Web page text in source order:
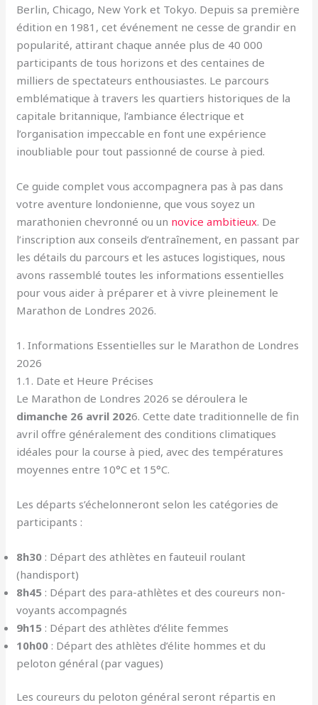
Berlin, Chicago, New York et Tokyo. Depuis sa première
édition en 1981, cet événement ne cesse de grandir en
popularité, attirant chaque année plus de 40 000
participants de tous horizons et des centaines de
milliers de spectateurs enthousiastes. Le parcours
emblématique à travers les quartiers historiques de la
capitale britannique, l’ambiance électrique et
l’organisation impeccable en font une expérience
inoubliable pour tout passionné de course à pied.
Ce guide complet vous accompagnera pas à pas dans
votre aventure londonienne, que vous soyez un
marathonien chevronné ou un novice ambitieux. De
l’inscription aux conseils d’entraînement, en passant par
les détails du parcours et les astuces logistiques, nous
avons rassemblé toutes les informations essentielles
pour vous aider à préparer et à vivre pleinement le
Marathon de Londres 2026.
1. Informations Essentielles sur le Marathon de Londres
2026
1.1. Date et Heure Précises
Le Marathon de Londres 2026 se déroulera le
dimanche 26 avril 2026. Cette date traditionnelle de fin
avril offre généralement des conditions climatiques
idéales pour la course à pied, avec des températures
moyennes entre 10°C et 15°C.
Les départs s’échelonneront selon les catégories de
participants :
8h30 : Départ des athlètes en fauteuil roulant
(handisport)
8h45 : Départ des para-athlètes et des coureurs non-
voyants accompagnés
9h15 : Départ des athlètes d’élite femmes
10h00 : Départ des athlètes d’élite hommes et du
peloton général (par vagues)
Les coureurs du peloton général seront répartis en